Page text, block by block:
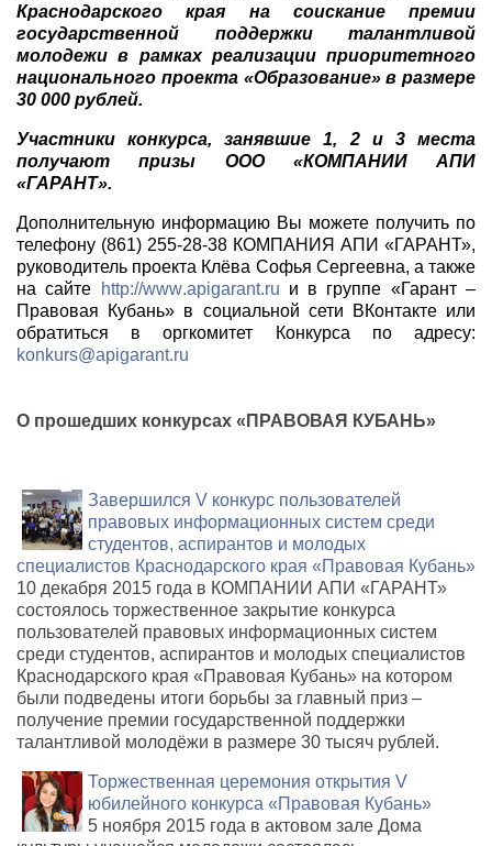
Краснодарского края на соискание премии
государственной поддержки талантливой
молодежи в рамках реализации приоритетного
национального проекта «Образование» в размере
30 000 рублей.
Участники конкурса, занявшие 1, 2 и 3 места
получают призы ООО «КОМПАНИИ АПИ
«ГАРАНТ».
Дополнительную информацию Вы можете получить по
телефону (861) 255-28-38 КОМПАНИЯ АПИ «ГАРАНТ»,
руководитель проекта Клёва Софья Сергеевна, а также
на сайте
http://www.apigarant.ru и в группе «Гарант –
Правовая Кубань» в социальной сети ВКонтакте или
обратиться в оргкомитет Конкурса по адресу:
konkurs@apigarant.ru
О прошедших конкурсах «ПРАВОВАЯ КУБАНЬ»
Завершился V конкурс пользователей
правовых информационных систем среди
студентов, аспирантов и молодых
специалистов Краснодарского края «Правовая Кубань»
10 декабря 2015 года в КОМПАНИИ АПИ «ГАРАНТ»
состоялось торжественное закрытие конкурса
пользователей правовых информационных систем
среди студентов, аспирантов и молодых специалистов
Краснодарского края «Правовая Кубань» на котором
были подведены итоги борьбы за главный приз –
получение премии государственной поддержки
талантливой молодёжи в размере 30 тысяч рублей.
Торжественная церемония открытия V
юбилейного конкурса «Правовая Кубань»
5 ноября 2015 года в актовом зале Дома